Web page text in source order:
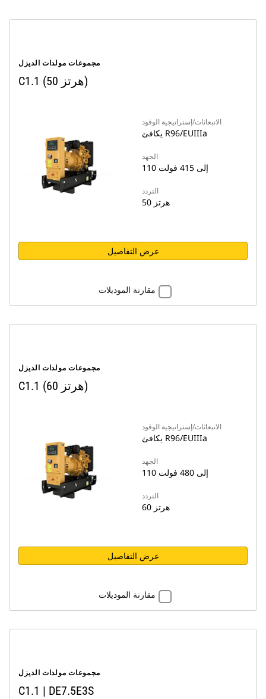
مجموعات مولدات الديزل
C1.1 (50 هرتز)
الانبعاثات/إستراتيجية الوقود
يكافئ R96/EUIIIa
الجهد
110 إلى 415 فولت
التردد
50 هرتز
عرض التفاصيل
مقارنة الموديلات
مجموعات مولدات الديزل
C1.1 (60 هرتز)
الانبعاثات/إستراتيجية الوقود
يكافئ R96/EUIIIa
الجهد
110 إلى 480 فولت
التردد
60 هرتز
عرض التفاصيل
مقارنة الموديلات
مجموعات مولدات الديزل
C1.1 | DE7.5E3S